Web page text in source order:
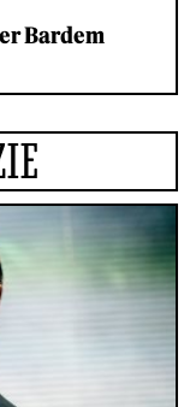
Bardem